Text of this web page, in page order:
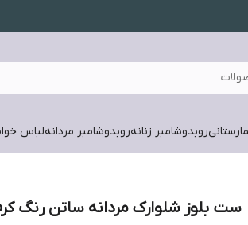
روبدوشامبر زنانهروبدوشامبر مردانهلباس
ست بلوز شلوارک مردانه ساتن رنگ